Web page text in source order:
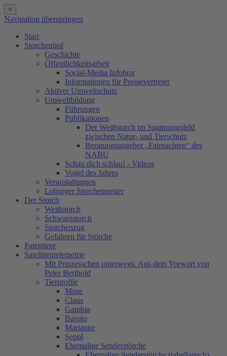
×
Navigation überspringen
Start
Storchenhof
Geschichte
Öffentlichkeitsarbeit
Social-Media Infobox
Informationen für Pressevertreter
Aktiver Umweltschutz
Umweltbildung
Führungen
Publikationen
Der Weißstorch im Spannungsfeld
zwischen Natur- und Tierschutz
Beratungsangebot „Fairpachten“ des
NABU
Schau dich schlau! - Videos
Vogel des Jahres
Veranstaltungen
Loburger Storchennester
Der Storch
Weißstorch
Schwarzstorch
Storchenzug
Gefahren für Störche
Patentiere
Satellitentelemetrie
Mit Prinzesschen unterwegs. Aus dem Vorwort von
Peter Berthold
Tierprofile
Mose
Claus
Gambia
Basuto
Marianne
Seppl
Ehemalige Senderstörche